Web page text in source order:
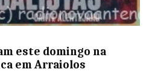
este domingo na
em Arraiolos